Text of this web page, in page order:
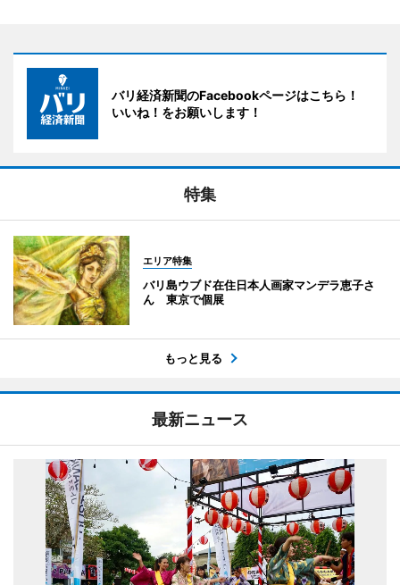
バリ経済新聞のFacebookページはこちら！
いいね！をお願いします！
特集
エリア特集
バリ島ウブド在住日本人画家マンデラ恵子さ
ん 東京で個展
もっと見る
最新ニュース